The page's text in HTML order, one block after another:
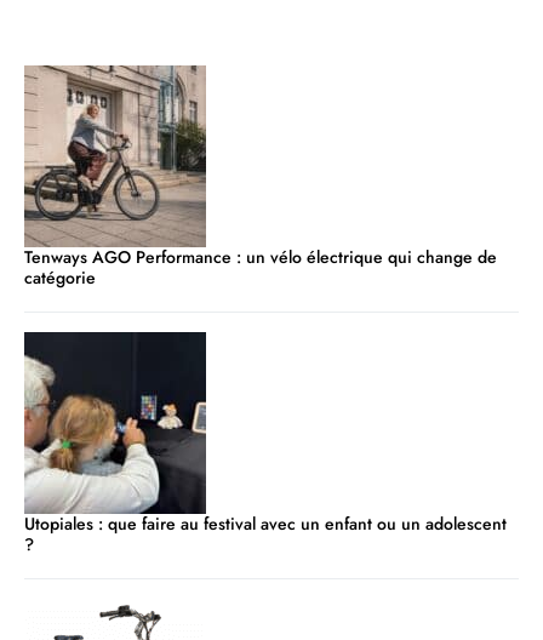
Tenways AGO Performance : un vélo électrique qui change de
catégorie
Utopiales : que faire au festival avec un enfant ou un adolescent
?